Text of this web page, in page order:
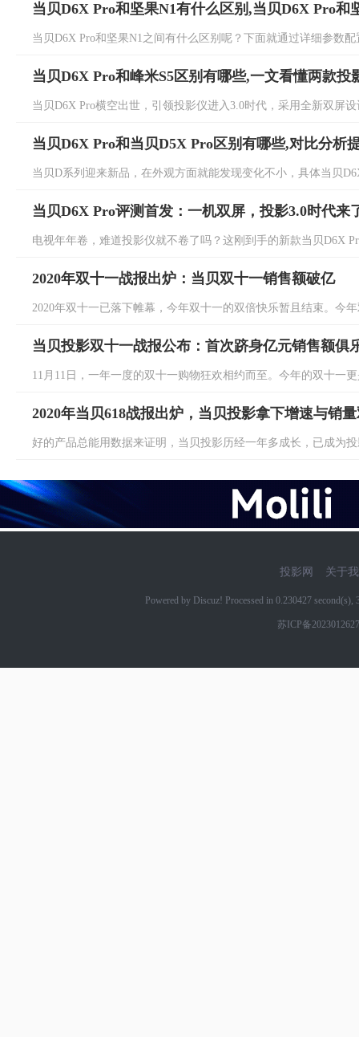
当贝D6X Pro和坚果N1有什么区别,当贝D6X Pro和
当贝D6X Pro和坚果N1之间有什么区别呢？下面就通过详细参数
当贝D6X Pro和峰米S5区别有哪些,一文看懂两款投
当贝D6X Pro横空出世，引领投影仪进入3.0时代，采用全新双屏
当贝D6X Pro和当贝D5X Pro区别有哪些,对比分析
当贝D系列迎来新品，在外观方面就能发现变化不小，具体当贝
当贝D6X Pro评测首发：一机双屏，投影3.0时代来
电视年年卷，难道投影仪就不卷了吗？这刚到手的新款当贝D6X
2020年双十一战报出炉：当贝双十一销售额破亿
2020年双十一已落下帷幕，今年双十一的双倍快乐暂且结束。今
当贝投影双十一战报公布：首次跻身亿元销售额俱
11月11日，一年一度的双十一购物狂欢相约而至。今年的双十一
2020年当贝618战报出炉，当贝投影拿下增速与销
好的产品总能用数据来证明，当贝投影历经一年多成长，已成为
投影网 关于
Powered by Discuz! Processed in 0.230427
苏ICP备